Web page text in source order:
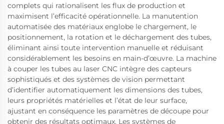
complets qui rationalisent les flux de production et
maximisent l’efficacité opérationnelle. La manutention
automatisée des matériaux englobe le chargement, le
positionnement, la rotation et le déchargement des tubes,
éliminant ainsi toute intervention manuelle et réduisant
considérablement les besoins en main-d’œuvre. La machine
à couper les tubes au laser CNC intègre des capteurs
sophistiqués et des systèmes de vision permettant
d’identifier automatiquement les dimensions des tubes,
leurs propriétés matérielles et l’état de leur surface,
ajustant en conséquence les paramètres de découpe pour
obtenir des résultats optimaux. Les systèmes de